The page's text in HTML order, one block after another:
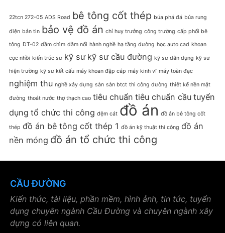
22tcn 272-05 ADS Road bê tông cốt thép búa phá đá búa rung
điện bản tin bảo vệ đồ án chỉ huy trưởng công trường cấp phối bê
tông DT-02 dầm chìm dầm nổi hành nghề hạ tầng đường học auto cad khoan
cọc nhồi kiến trúc sư kỹ sư kỹ sư cầu đường kỹ sư dân dụng kỹ sư
hiện trường kỹ sư kết cấu máy khoan đập cáp máy kinh vĩ máy toàn đạc
nghiệm thu nghề xây dựng sàn sàn btct thi công đường thiết kế nền mặt
đường thoát nước thợ thạch cao tiêu chuẩn tiêu chuẩn cầu tuyển
dụng tổ chức thi công đệm cát đồ án đồ án bê tông cốt
thép đồ án bê tông cốt thép 1 đồ án kỹ thuật thi công đồ án
nền móng đồ án tổ chức thi công
CẦU ĐƯỜNG
Kiến thức, tài liệu, phần mềm, hình ảnh, tin tức, tuyển
dụng chuyên ngành Cầu Đường và chuyên ngành xây
dựng có liên quan.